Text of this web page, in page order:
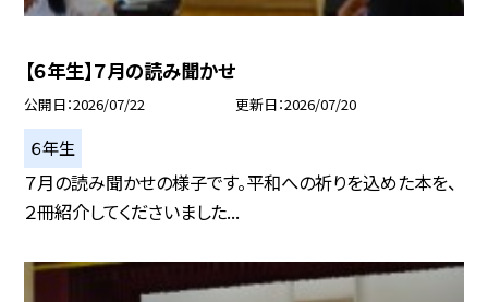
【６年生】７月の読み聞かせ
公開日 2026/07/22 更新日 2026/07/20
６年生
７月の読み聞かせの様子です。平和への祈りを込めた本を、
２冊紹介してくださいました...